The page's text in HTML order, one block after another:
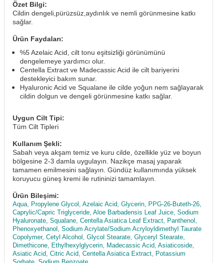
Özet Bilgi:
Cildin dengeli,pürüzsüz,aydınlık ve nemli görünmesine katkı
sağlar.
Ürün Faydaları:
%5 Azelaic Acid, cilt tonu eşitsizliği görünümünü
dengelemeye yardımcı olur.
Centella Extract ve Madecassic Acid ile cilt bariyerini
destekleyici bakım sunar.
Hyaluronic Acid ve Squalane ile cilde yoğun nem sağlayarak
cildin dolgun ve dengeli görünmesine katkı sağlar.
Uygun Cilt Tipi:
Tüm Cilt Tipleri
Kullanım Şekli:
Sabah veya akşam temiz ve kuru cilde, özellikle yüz ve boyun
bölgesine 2-3 damla uygulayın. Nazikçe masaj yaparak
tamamen emilmesini sağlayın. Gündüz kullanımında yüksek
koruyucu güneş kremi ile rutininizi tamamlayın.
Ürün Bileşimi:
Aqua, Propylene Glycol, Azelaic Acid, Glycerin, PPG-26-Buteth-26,
Caprylic/Capric Triglyceride, Aloe Barbadensis Leaf Juice, Sodium
Hyaluronate, Squalane, Centella Asiatica Leaf Extract, Panthenol,
Phenoxyethanol, Sodium Acrylate/Sodium Acryloyldimethyl Taurate
Copolymer, Cetyl Alcohol, Glycol Stearate, Glyceryl Stearate,
Dimethicone, Ethylhexylglycerin, Madecassic Acid, Asiaticoside,
Asiatic Acid, Citric Acid, Centella Asiatica Extract, Potassium